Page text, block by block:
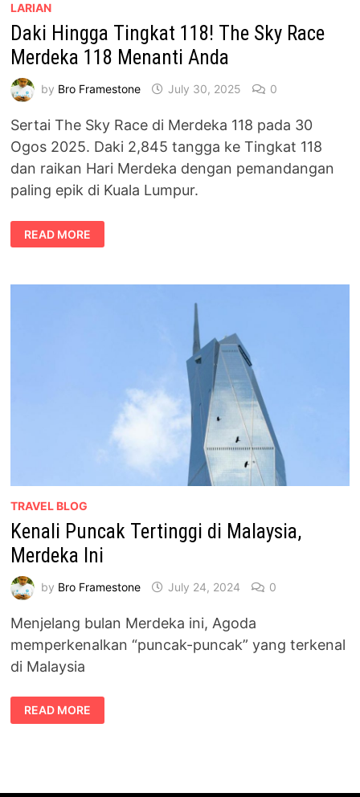
LARIAN
Daki Hingga Tingkat 118! The Sky Race
Merdeka 118 Menanti Anda
by Bro Framestone July 30, 2025 0
Sertai The Sky Race di Merdeka 118 pada 30
Ogos 2025. Daki 2,845 tangga ke Tingkat 118
dan raikan Hari Merdeka dengan pemandangan
paling epik di Kuala Lumpur.
DAKI
HINGGA
TINGKAT
SKY
READ MORE
TRAVEL BLOG
Kenali Puncak Tertinggi di Malaysia,
Merdeka Ini
by Bro Framestone July 24, 2024 0
Menjelang bulan Merdeka ini, Agoda
memperkenalkan “puncak-puncak” yang terkenal
di Malaysia
KENALI
PUNCAK
TERTINGGI
READ MORE